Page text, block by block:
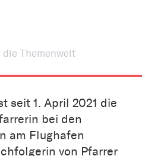
Themenwelt
seit 1. April 2021 die
bei den
am Flughafen
von Pfarrer